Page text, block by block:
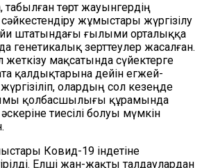
төрт жауынгердің
сәйкестендіру жұмыстары жүргізілу
штатындағы ғылыми орталыққа
генетикалық зерттеулер жасалған.
мақсатында сүйектерге
қалдықтарына дейін егжей-
олардың сол кезеңде
қолбасшылығы құрамында
тиесілі болуы мүмкін
Ковид-19 індетіне
Елші жан-жақты талдаулардан